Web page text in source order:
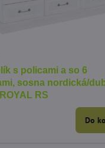
s policami a so 6
sosna nordická/
RS
Do